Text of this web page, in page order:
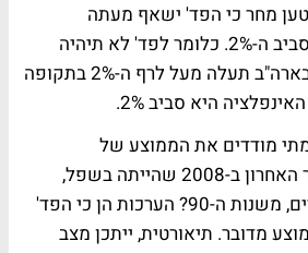
מחר כי הפד' ישאף מעתה
לאינפלציה סימטרית סביב ה-2%. כלומר לפד' לא תיהיה
בעיה עם האינפלציה בארה"ב תעלה מעל לרף ה-2% בתקופה
היא סביב 2%.
מודדים את הממוצע של
האינפלציה? מהמשבר האחרון ב-2008 שהייתה בשפל,
מתחילת שנות האלפיים, משנות ה-90? הערכות הן כי הפד'
מדובר. תיאורטית, ייתכן מצב